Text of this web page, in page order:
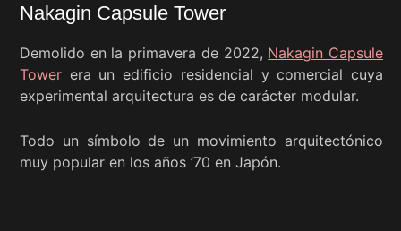
Nakagin Capsule Tower
Demolido en la primavera de 2022, Nakagin Capsule
Tower era un edificio residencial y comercial cuya
experimental arquitectura es de carácter modular.
Todo un símbolo de un movimiento arquitectónico
muy popular en los años ’70 en Japón.